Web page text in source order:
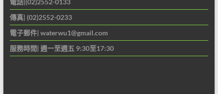
電話|(02)2552-0133
傳真| (02)2552-0233
電子郵件| waterwu1@gmail.com
服務時間| 週一至週五 9:30至17:30